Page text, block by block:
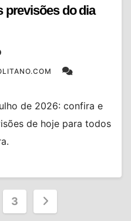
previsões do dia
de 2026: confira e
de hoje para todos
3